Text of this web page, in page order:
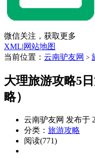
微信关注，获取更多
XML|网站地图
当前位置： 云南驴友网 >
大理旅游攻略5
略）
云南驴友网 发布于
分类： 旅游攻略
阅读(771)